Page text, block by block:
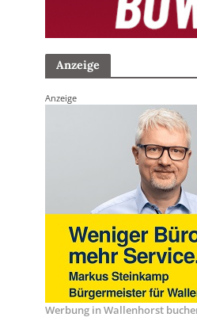
Anzeige
Anzeige
Werbung in Wallenhorst